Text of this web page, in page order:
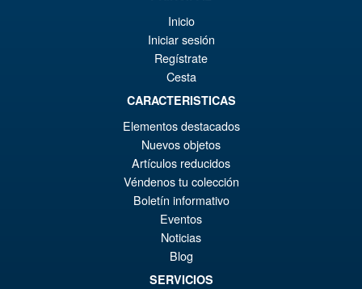
DNA Design DK-86 Quintes P
Upgrade Kit
PRÉ COMMANDE
Mastermind Creations Ocular
Max IF-03 Chronus Action
Figure
Inicio
Iniciar sesión
Regístrate
Cesta
CARACTERISTICAS
Elementos destacados
Nuevos objetos
Artículos reducidos
Véndenos tu colección
Boletín informativo
Eventos
Noticias
Blog
SERVICIOS